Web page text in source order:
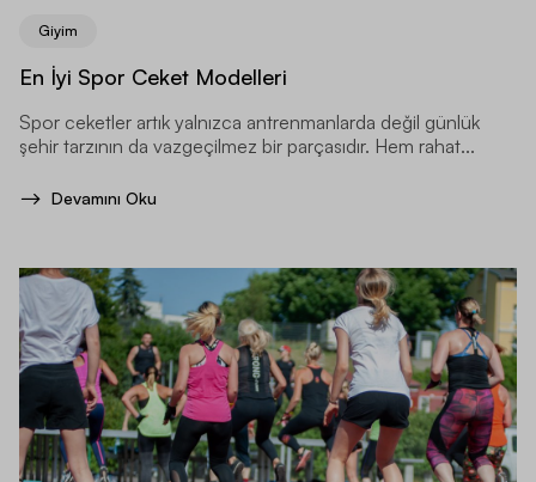
Giyim
En İyi Spor Ceket Modelleri
Spor ceketler artık yalnızca antrenmanlarda değil günlük
şehir tarzının da vazgeçilmez bir parçasıdır. Hem rahat...
Devamını Oku